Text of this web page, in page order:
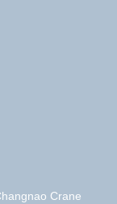
Crane